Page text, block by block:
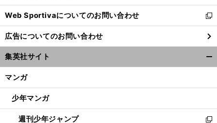
開
く
Web Sportivaについてのお問い合わせ
新
し
い
ウ
ィ
ン
ウ
開
く
広告についてのお問い合わせ
集英社サイト
マンガ
少年マンガ
週刊少年ジャンプ
新